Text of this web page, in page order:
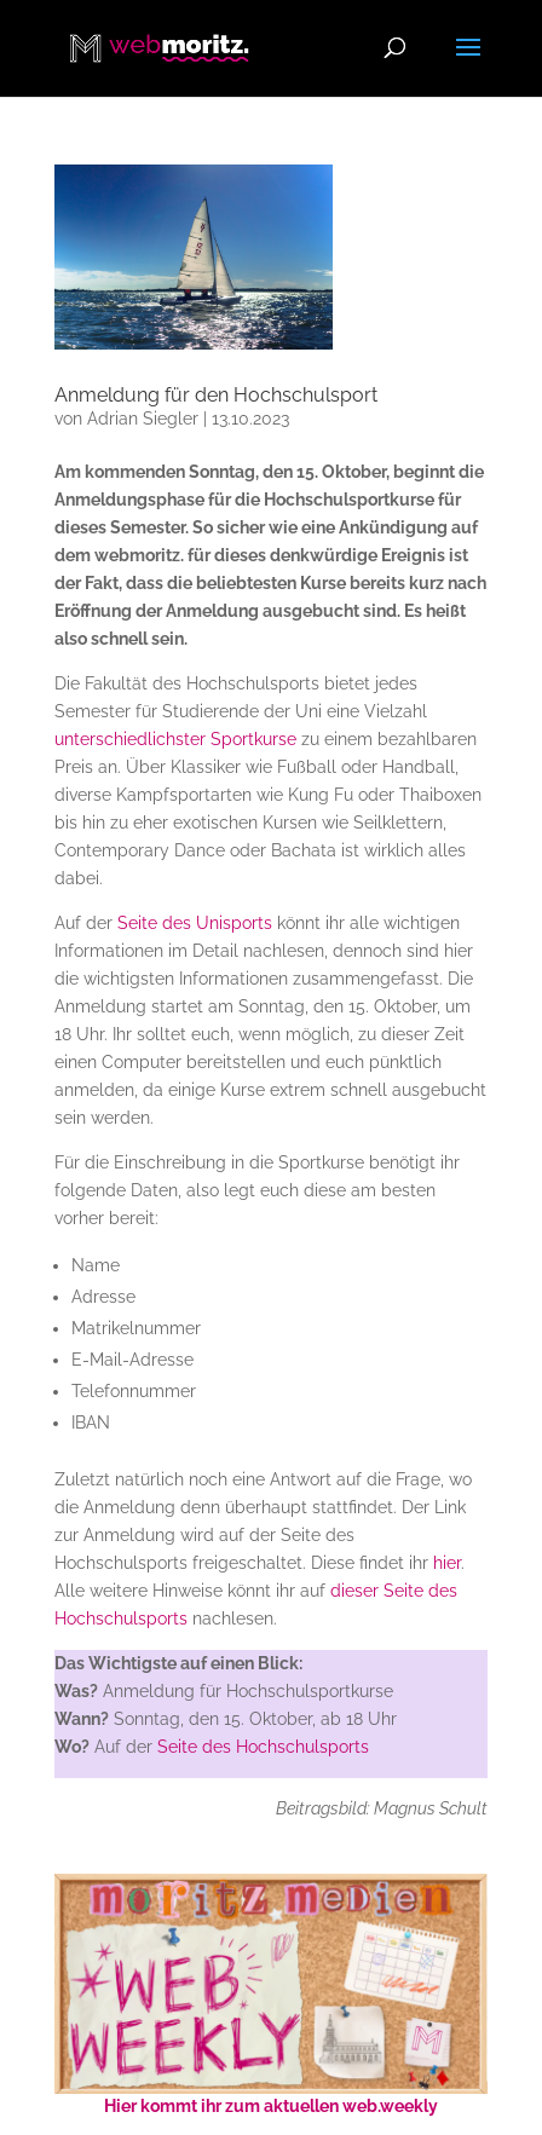
Anmeldung für den Hochschulsport
von Adrian Siegler| 13.10.2023
Am kommenden Sonntag, den 15. Oktober, beginnt die
Anmeldungsphase für die Hochschulsportkurse für
dieses Semester. So sicher wie eine Ankündigung auf
dem webmoritz. für dieses denkwürdige Ereignis ist
der Fakt, dass die beliebtesten Kurse bereits kurz nach
Eröffnung der Anmeldung ausgebucht sind. Es heißt
also schnell sein.
Die Fakultät des Hochschulsports bietet jedes
Semester für Studierende der Uni eine Vielzahl
unterschiedlichster Sportkursezu einem bezahlbaren
Preis an. Über Klassiker wie Fußball oder Handball,
diverse Kampfsportarten wie Kung Fu oder Thaiboxen
bis hin zu eher exotischen Kursen wie Seilklettern,
Contemporary Dance oder Bachata ist wirklich alles
dabei.
Auf der Seite des Unisportskönnt ihr alle wichtigen
Informationen im Detail nachlesen, dennoch sind hier
die wichtigsten Informationen zusammengefasst. Die
Anmeldung startet am Sonntag, den 15. Oktober, um
18 Uhr. Ihr solltet euch, wenn möglich, zu dieser Zeit
einen Computer bereitstellen und euch pünktlich
anmelden, da einige Kurse extrem schnell ausgebucht
sein werden.
Für die Einschreibung in die Sportkurse benötigt ihr
folgende Daten, also legt euch diese am besten
vorher bereit:
Name
Adresse
Matrikelnummer
E-Mail-Adresse
Telefonnummer
IBAN
Zuletzt natürlich noch eine Antwort auf die Frage, wo
die Anmeldung denn überhaupt stattfindet. Der Link
zur Anmeldung wird auf der Seite des
Hochschulsports freigeschaltet. Diese findet ihr hier.
Alle weitere Hinweise könnt ihr auf dieser Seite des
Hochschulsportsnachlesen.
Das Wichtigste auf einen Blick:
Was?Anmeldung für Hochschulsportkurse
Wann?Sonntag, den 15. Oktober, ab 18 Uhr
Wo?Auf der Seite des Hochschulsports
Beitragsbild: Magnus Schult
Hier kommt ihr zum aktuellen web.weekly